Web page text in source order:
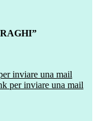
inviare una mail
per inviare una mail